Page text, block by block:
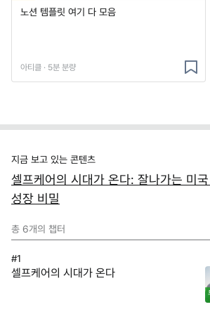
노션 템플릿 여기 다 모음
아티클 · 5분 분량
지금 보고 있는 콘텐츠
셀프케어의 시대가 온다: 잘나가는 미국
성장 비밀
총 6개의 챕터
#1
셀프케어의 시대가 온다